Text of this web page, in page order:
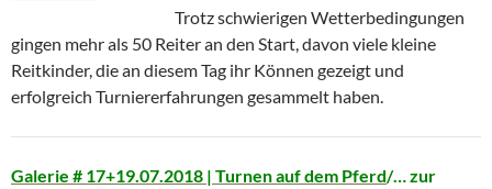
Trotz schwierigen Wetterbedingungen
gingen mehr als 50 Reiter an den Start, davon viele kleine
Reitkinder, die an diesem Tag ihr Können gezeigt und
erfolgreich Turniererfahrungen gesammelt haben.
Galerie # 17+19.07.2018 | Turnen auf dem Pferd/… zur